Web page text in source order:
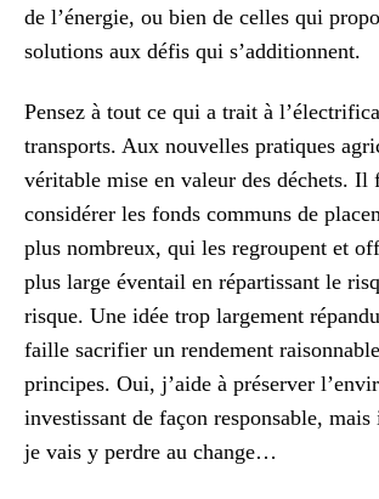
de l’énergie, ou bien de celles qui
solutions aux défis qui s’additionnent.
Pensez à tout ce qui a trait à
transports. Aux nouvelles pratiques
véritable mise en valeur des déchets. Il
considérer les fonds communs de
plus nombreux, qui les regroupent et
plus large éventail en répartissant le
risque. Une idée trop largement
faille sacrifier un rendement
principes. Oui, j’aide à préserver
investissant de façon responsable,
je vais y perdre au change…